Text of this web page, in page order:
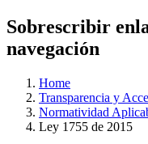
Sobrescribir
navegación
Home
Transparencia y
Normatividad
Ley 1755 de 2015